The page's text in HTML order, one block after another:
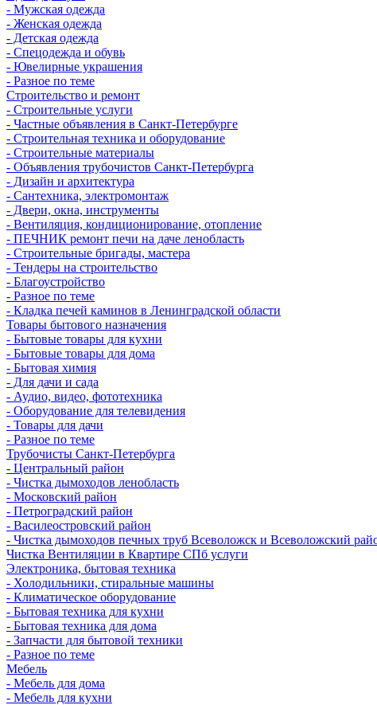
- Мужская одежда
- Женская одежда
- Детская одежда
- Спецодежда и обувь
- Ювелирные украшения
- Разное по теме
Строительство и ремонт
- Строительные услуги
- Частные объявления в Санкт-Петербурге
- Строительная техника и оборудование
- Строительные материалы
- Объявления трубочистов Санкт-Петербурга
- Дизайн и архитектура
- Сантехника, электромонтаж
- Двери, окна, инструменты
- Вентиляция, кондиционирование, отопление
- ПЕЧНИК ремонт печи на даче ленобласть
- Строительные бригады, мастера
- Тендеры на строительство
- Благоустройство
- Разное по теме
- Кладка печей каминов в Ленинградской области
Товары бытового назначения
- Бытовые товары для кухни
- Бытовые товары для дома
- Бытовая химия
- Для дачи и сада
- Аудио, видео, фототехника
- Оборудование для телевидения
- Товары для дачи
- Разное по теме
Трубочисты Санкт-Петербурга
- Центральный район
- Чистка дымоходов ленобласть
- Московский район
- Петроградский район
- Василеостровский район
- Чистка дымоходов печных труб Всеволожск и Всеволожский
Чистка Вентиляции в Квартире СПб услуги
Электроника, бытовая техника
- Холодильники, стиральные машины
- Климатическое оборудование
- Бытовая техника для кухни
- Бытовая техника для дома
- Запчасти для бытовой техники
- Разное по теме
Мебель
- Мебель для дома
- Мебель для кухни